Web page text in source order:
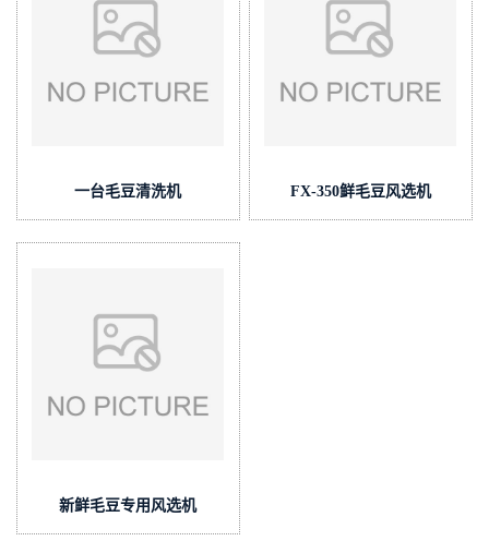
一台毛豆清洗机 FX-350鲜毛豆风选机
新鲜毛豆专用风选机